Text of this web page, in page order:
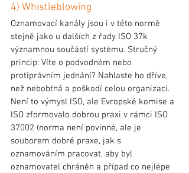
4) Whistleblowing
Oznamovací kanály jsou i v této normě
stejně jako u dalších z řady ISO 37k
významnou součástí systému. Stručný
princip: Víte o podvodném nebo
protiprávním jednání? Nahlaste ho dříve,
než nebobtná a poškodí celou organizaci.
Není to výmysl ISO, ale Evropské komise a
ISO zformovalo dobrou praxi v rámci ISO
37002 (norma není povinné, ale je
souborem dobré praxe, jak s
oznamováním pracovat, aby byl
oznamovatel chráněn a případ co nejlépe